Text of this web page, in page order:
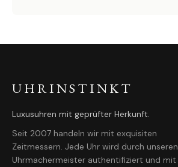
UHRINSTINKT
Luxusuhren mit geprüfter Herkunft.
Seit 2007 handeln wir mit exquisiten
Zeitmessern. Jede Uhr wird durch unseren
Uhrmachermeister authentifiziert und mit